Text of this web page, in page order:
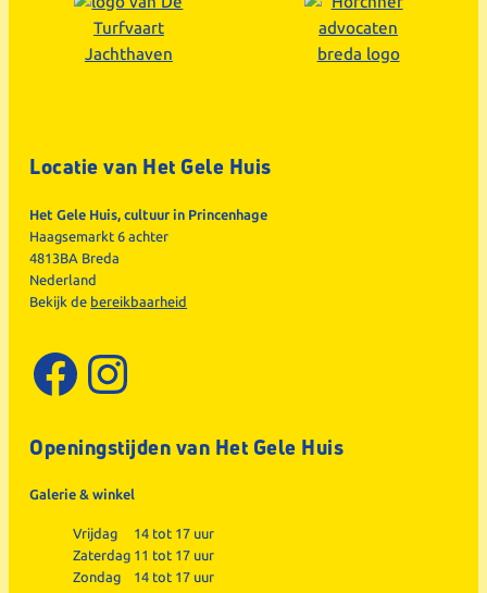
Locatie van Het Gele Huis
Het Gele Huis, cultuur in Princenhage
Haagsemarkt 6 achter
4813BA Breda
Nederland
Bekijk de bereikbaarheid
Facebook
Instagram
Openingstijden van Het Gele Huis
Galerie & winkel
Vrijdag
14 tot 17 uur
Zaterdag 11 tot 17 uur
Zondag
14 tot 17 uur